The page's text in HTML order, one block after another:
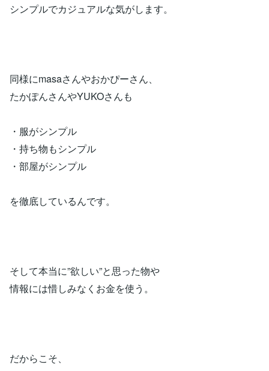
シンプルでカジュアルな気がします。
同様にmasaさんやおかぴーさん、
たかぽんさんやYUKOさんも
・服がシンプル
・持ち物もシンプル
・部屋がシンプル
を徹底しているんです。
そして本当に”欲しい”と思った物や
情報には惜しみなくお金を使う。
だからこそ、